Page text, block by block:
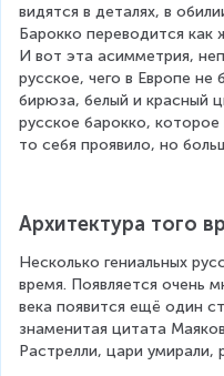
видятся в деталях, в
Барокко переводится
И вот эта асимметрия,
русское, чего в Европе
бирюза, белый и красный
русское барокко, которое
то себя проявило, но
Архитектура того
Несколько гениальных
время. Появляется очень
века появится ещё один
знаменитая цитата
Растрелли, цари умирали,